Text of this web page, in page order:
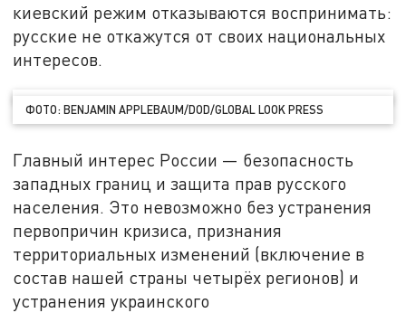
киевский режим отказываются воспринимать:
русские не откажутся от своих национальных
интересов.
ФОТО: BENJAMIN APPLEBAUM/DOD/GLOBAL LOOK PRESS
Главный интерес России — безопасность
западных границ и защита прав русского
населения. Это невозможно без устранения
первопричин кризиса, признания
территориальных изменений (включение в
состав нашей страны четырёх регионов) и
устранения украинского